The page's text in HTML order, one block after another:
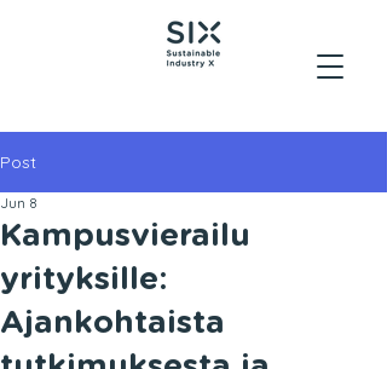
Post
Kampusvierailu
yrityksille:
Ajankohtaista
Jun 8